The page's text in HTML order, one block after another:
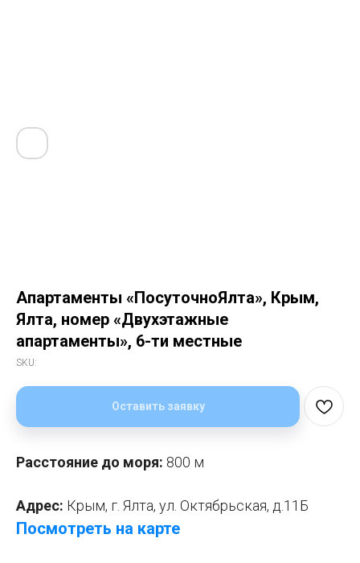
Апартаменты «ПосуточноЯлта», Крым,
Ялта, номер «Двухэтажные
апартаменты», 6-ти местные
SKU:
Оставить заявку
Расстояние до моря: 800 м
Адрес: Крым, г. Ялта, ул. Октябрьская, д.11Б
Посмотреть на карте